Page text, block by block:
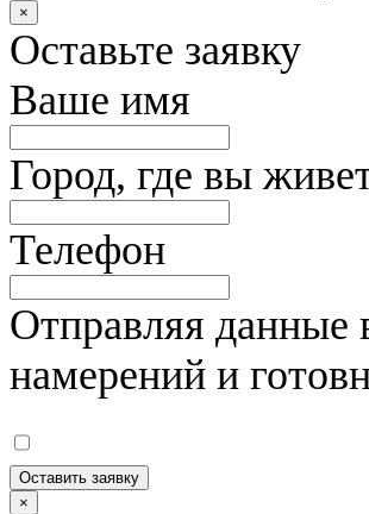
×
Оставьте заявку
Ваше имя
Город, где вы
Телефон
Отправляя данные
намерений и
Оставить заявку
×